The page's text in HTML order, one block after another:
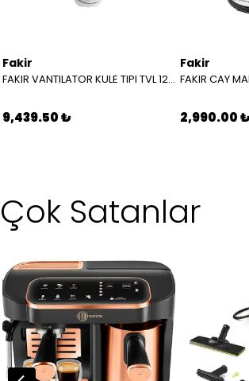
Fakir
FAKIR VANTILATOR KULE TIPI TVL 120 S 31000913
9,439.50 ₺
Fakir
2,990.00 ₺
Çok Satanlar